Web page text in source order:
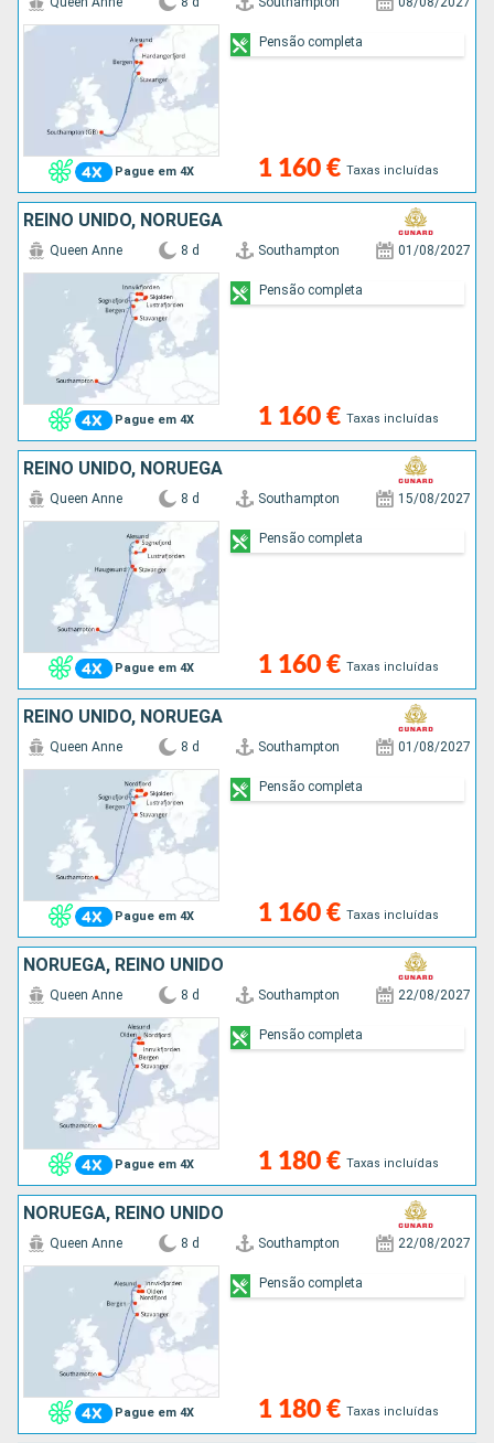
Pague em 4X 1 160 € Taxas incluídas
Pensão completa
REINO UNIDO, NORUEGA
Pague em 4X
Queen Anne 8 d Southampton 01/08/2027
1 160 € Taxas incluídas
Pensão completa
REINO UNIDO, NORUEGA
Pague em 4X
Queen Anne 8 d Southampton 15/08/2027
1 160 € Taxas incluídas
Pensão completa
REINO UNIDO, NORUEGA
Pague em 4X
Queen Anne 8 d Southampton 01/08/2027
1 160 € Taxas incluídas
Pensão completa
NORUEGA, REINO UNIDO
Pague em 4X
Queen Anne 8 d Southampton 22/08/2027
1 180 € Taxas incluídas
Pensão completa
NORUEGA, REINO UNIDO
Pague em 4X
Queen Anne 8 d Southampton 22/08/2027
1 180 € Taxas incluídas
Pensão completa